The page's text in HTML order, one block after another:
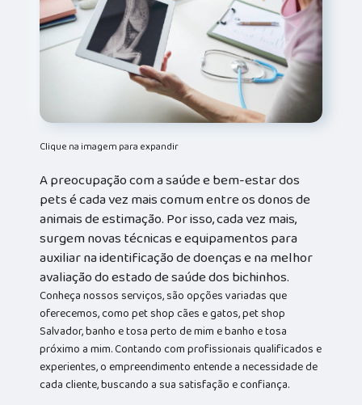
Clique na imagem para expandir
A preocupação com a saúde e bem-estar dos
pets é cada vez mais comum entre os donos de
animais de estimação. Por isso, cada vez mais,
surgem novas técnicas e equipamentos para
auxiliar na identificação de doenças e na melhor
avaliação do estado de saúde dos bichinhos.
Conheça nossos serviços, são opções variadas que
oferecemos, como pet shop cães e gatos, pet shop
Salvador, banho e tosa perto de mim e banho e tosa
próximo a mim. Contando com profissionais qualificados e
experientes, o empreendimento entende a necessidade de
cada cliente, buscando a sua satisfação e confiança.